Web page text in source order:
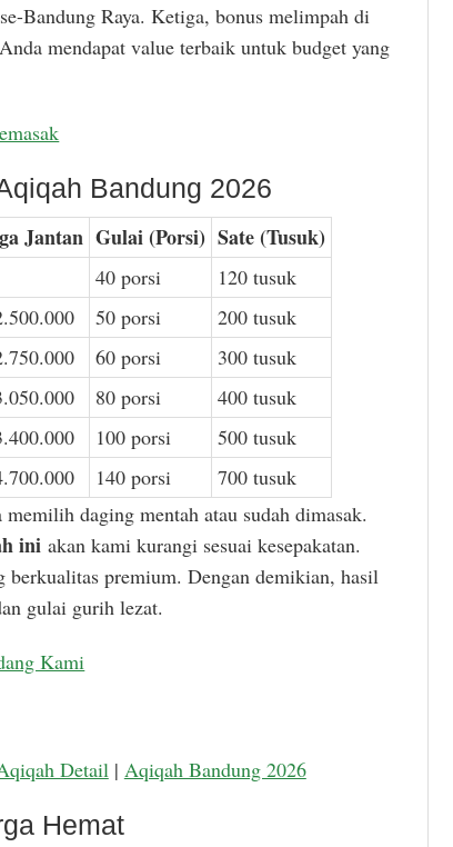
Bandung Raya. Ketiga, bonus melimpah di
mendapat value terbaik untuk budget yang
Bandung 2026
Jantan Gulai (Porsi) Sate (Tusuk)
40 porsi
120 tusuk
50 porsi
200 tusuk
60 porsi
300 tusuk
80 porsi
400 tusuk
100 porsi
500 tusuk
140 porsi 700 tusuk
daging mentah atau sudah dimasak.
iniakan kami kurangi sesuai kesepakatan.
premium. Dengan demikian, hasil
gulai gurih lezat.
Kami
Detail| Aqiqah Bandung 2026
Hemat